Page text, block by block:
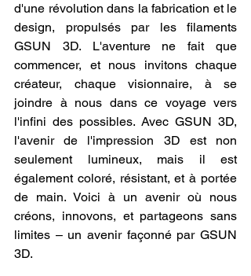
d'une révolution dans la fabrication et le
design, propulsés par les filaments
GSUN 3D. L'aventure ne fait que
commencer, et nous invitons chaque
créateur, chaque visionnaire, à se
joindre à nous dans ce voyage vers
l'infini des possibles. Avec GSUN 3D,
l'avenir de l'impression 3D est non
seulement lumineux, mais il est
également coloré, résistant, et à portée
de main. Voici à un avenir où nous
créons, innovons, et partageons sans
limites – un avenir façonné par GSUN
3D.